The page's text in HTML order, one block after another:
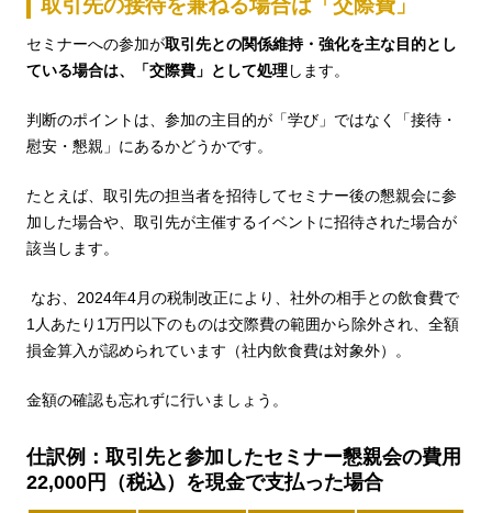
取引先の接待を兼ねる場合は「交際費」
セミナーへの参加が取引先との関係維持・強化を主な目的とし
ている場合は、「交際費」として処理します。
判断のポイントは、参加の主目的が「学び」ではなく「接待・
慰安・懇親」にあるかどうかです。
たとえば、取引先の担当者を招待してセミナー後の懇親会に参
加した場合や、取引先が主催するイベントに招待された場合が
該当します。
なお、2024年4月の税制改正により、社外の相手との飲食費で
1人あたり1万円以下のものは交際費の範囲から除外され、全額
損金算入が認められています（社内飲食費は対象外）。
金額の確認も忘れずに行いましょう。
仕訳例：取引先と参加したセミナー懇親会の費用
22,000円（税込）を現金で支払った場合